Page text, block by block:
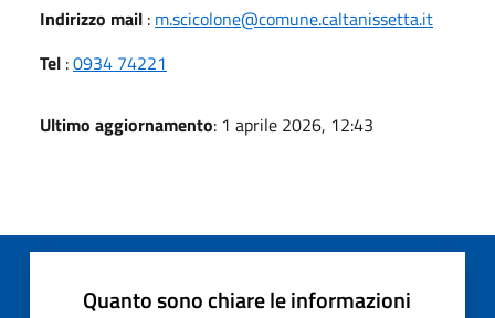
Indirizzo mail : m.scicolone@comune.caltanissetta.it
Tel :0934 74221
Ultimo aggiornamento: 1 aprile 2026, 12:43
Quanto sono chiare le informazioni